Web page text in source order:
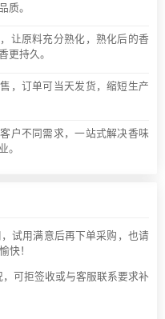
质。
让原料充分熟化，熟化后的香
更持久。
，订单可当天发货，缩短生产
户不同需求，一站式解决香味
。
试用满意后再下单采购，也请
快！
可拒签收或与客服联系要求补